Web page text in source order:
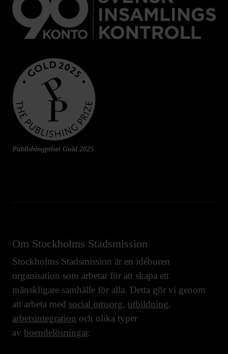
Publishingpriset Guld 2025
Om Stockholms Stadsmission
Stockholms Stadsmission är en idéburen
organisation som arbetar för att skapa ett
mänskligare samhälle för alla. Detta gör vi genom
att arbeta med social omsorg, utbildning,
arbetsintegration och olika typer
av boendelösningar.